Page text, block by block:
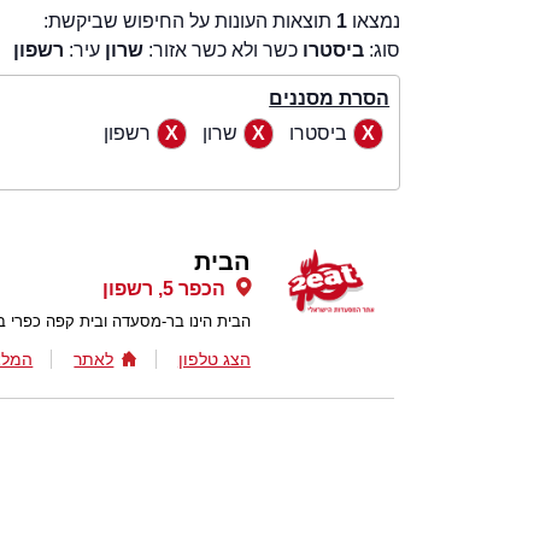
נמצאו 1 תוצאות העונות על החיפוש שביקשת:
סוג: ביסטרו כשר ולא כשר אזור: שרון עיר: רשפון
הסרת מסננים
ביסטרו
שרון רשפון
הבית
הכפר 5, רשפון
הבית הינו בר-מסעדה ובית קפה כפרי
הצג טלפון לאתר